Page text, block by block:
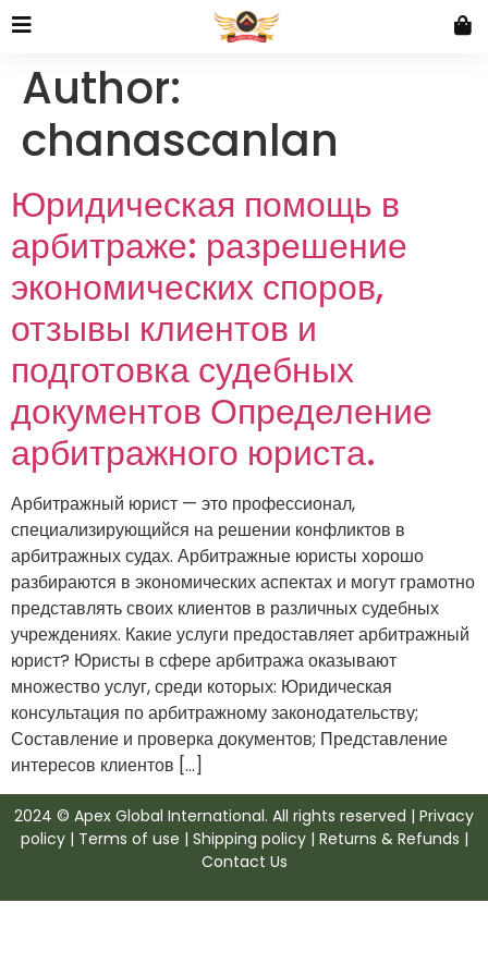
Author:
chanascanlan
Юридическая помощь в
арбитраже: разрешение
экономических споров,
отзывы клиентов и
подготовка судебных
документов Определение
арбитражного юриста.
Арбитражный юрист — это профессионал,
специализирующийся на решении конфликтов в
арбитражных судах. Арбитражные юристы хорошо
разбираются в экономических аспектах и могут грамотно
представлять своих клиентов в различных судебных
учреждениях. Какие услуги предоставляет арбитражный
юрист? Юристы в сфере арбитража оказывают
множество услуг, среди которых: Юридическая
консультация по арбитражному законодательству;
Составление и проверка документов; Представление
интересов клиентов […]
2024 © Apex Global International. All rights reserved | Privacy
policy | Terms of use | Shipping policy | Returns & Refunds |
Contact Us